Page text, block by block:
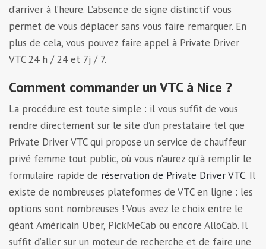
d’arriver à l’heure. L’absence de signe distinctif vous
permet de vous déplacer sans vous faire remarquer. En
plus de cela, vous pouvez faire appel à Private Driver
VTC 24 h / 24 et 7j / 7.
Comment commander un VTC à Nice ?
La procédure est toute simple : il vous suffit de vous
rendre directement sur le site d’un prestataire tel que
Private Driver VTC qui propose un service de chauffeur
privé femme tout public, où vous n’aurez qu’à remplir le
formulaire rapide de réservation de Private Driver VTC. Il
existe de nombreuses plateformes de VTC en ligne : les
options sont nombreuses ! Vous avez le choix entre le
géant Américain Uber, PickMeCab ou encore AlloCab. Il
suffit d’aller sur un moteur de recherche et de faire une